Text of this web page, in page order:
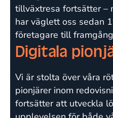
tillväxtresa fortsätter –
har väglett oss sedan
företagare till
Digitala
Vi är stolta över våra
pionjärer inom
fortsätter att utveckla